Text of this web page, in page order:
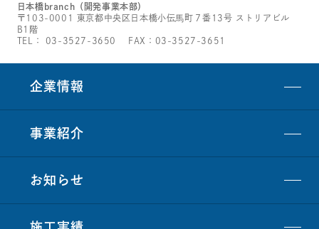
日本橋branch（開発事業本部）
〒103-0001 東京都中央区日本橋小伝馬町７番13号 ストリアビル
B1階
TEL： 03-3527-3650 FAX：03-3527-3651
企業情報
事業紹介
お知らせ